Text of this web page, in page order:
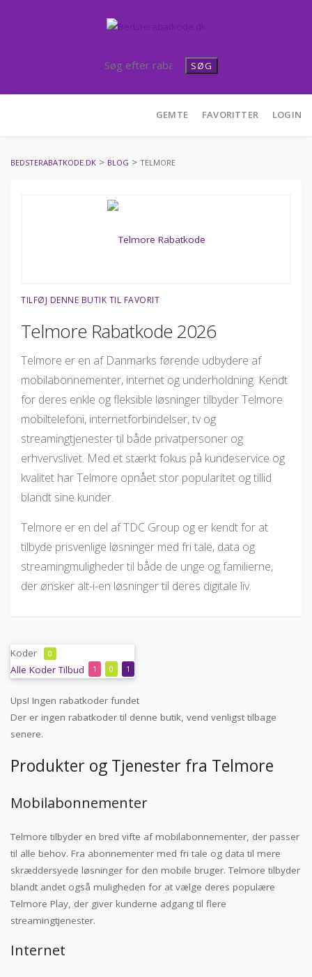
SØG
GEMTE FAVORITTER LOGIN
BEDSTERABATKODE.DK > BLOG > TELMORE
TILFØJ DENNE BUTIK TIL FAVORIT
Telmore Rabatkode 2026
Telmore er en af Danmarks førende udbydere af
mobilabonnementer, internet og underholdning. Kendt
for deres enkle og fleksible løsninger tilbyder Telmore
mobiltelefoni, internetforbindelser, tv og
streamingtjenester til både privatpersoner og
erhvervslivet. Med et stærkt fokus på kundeservice og
kvalitet har Telmore opnået stor popularitet og tillid
blandt sine kunder.
Telmore er en del af TDC Group og er kendt for at
tilbyde prisvenlige løsninger med fri tale, data og
streamingmuligheder til både de unge og familierne,
der ønsker alt-i-en løsninger til deres digitale liv.
Koder 0
Alle 1
Koder 0
Tilbud 1
Ups! Ingen rabatkoder fundet
Der er ingen rabatkoder til denne butik, vend venligst tilbage
senere.
Produkter og Tjenester fra Telmore
Mobilabonnementer
Telmore tilbyder en bred vifte af mobilabonnementer, der passer
til alle behov. Fra abonnementer med fri tale og data til mere
skræddersyede løsninger for den mobile bruger. Telmore tilbyder
blandt andet også muligheden for at vælge deres populære
Telmore Play, der giver kunderne adgang til flere
streamingtjenester.
Internet